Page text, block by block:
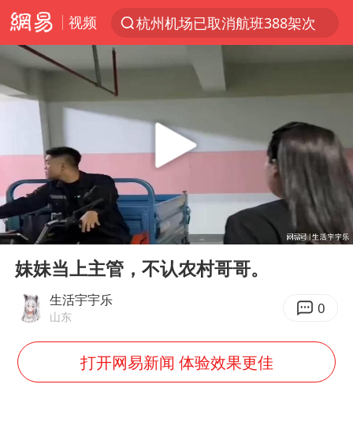
视频
杭州机场已取消航班388架次
上海暴雨红色预警
白海豚北上或致京津冀暴雨
上海有出现龙卷潜势
王艺迪无缘横滨赛决赛
王艺迪2-4不敌张本美和止步4强
泰国：高度重视中国游客旅游体验
Play
00:00 08:15
妹妹当上主管，不认农村哥哥。
生活宇宇乐
山东 0
打开网易新闻 体验效果更佳